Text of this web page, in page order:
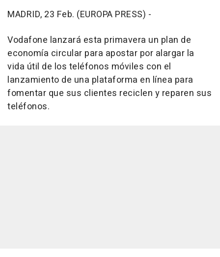
MADRID, 23 Feb. (EUROPA PRESS) -
Vodafone lanzará esta primavera un plan de
economía circular para apostar por alargar la
vida útil de los teléfonos móviles con el
lanzamiento de una plataforma en línea para
fomentar que sus clientes reciclen y reparen sus
teléfonos.